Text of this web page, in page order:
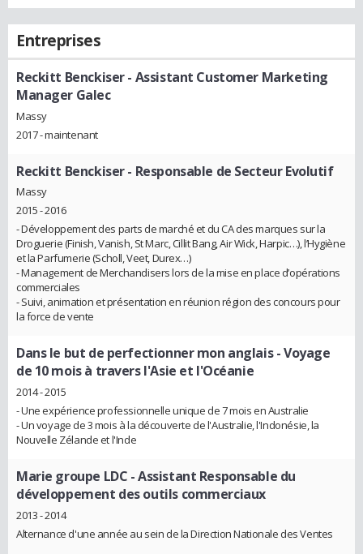
Entreprises
Reckitt Benckiser- Assistant Customer Marketing
Manager Galec
Massy
2017 - maintenant
Reckitt Benckiser- Responsable de Secteur Evolutif
Massy
2015 - 2016
- Développement des parts de marché et du CA des marques sur la
Droguerie (Finish, Vanish, St Marc, Cillit Bang, Air Wick, Harpic…), l’Hygiène
et la Parfumerie (Scholl, Veet, Durex…)
- Management de Merchandisers lors de la mise en place d’opérations
commerciales
- Suivi, animation et présentation en réunion région des concours pour
la force de vente
Dans le but de perfectionner mon anglais- Voyage
de 10 mois à travers l'Asie et l'Océanie
2014 - 2015
- Une expérience professionnelle unique de 7 mois en Australie
- Un voyage de 3 mois à la découverte de l'Australie, l'Indonésie, la
Nouvelle Zélande et l'Inde
Marie groupe LDC - Assistant Responsable du
développement des outils commerciaux
2013 - 2014
Alternance d'une année au sein de la Direction Nationale des Ventes